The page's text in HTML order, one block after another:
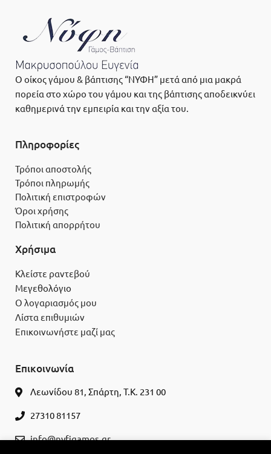
Ο οίκος γάμου & βάπτισης “ΝΥΦΗ” μετά από μια μακρά
πορεία στο χώρο του γάμου και της βάπτισης αποδεικνύει
καθημερινά την εμπειρία και την αξία του.
Πληροφορίες
Τρόποι αποστολής
Τρόποι πληρωμής
Πολιτική επιστροφών
Όροι χρήσης
Πολιτική απορρήτου
Χρήσιμα
Κλείστε ραντεβού
Μεγεθολόγιο
Ο λογαριασμός μου
Λίστα επιθυμιών
Επικοινωνήστε μαζί μας
Επικοινωνία
Λεωνίδου 81, Σπάρτη, Τ.Κ. 231 00
27310 81157
info@nyfigamos.gr